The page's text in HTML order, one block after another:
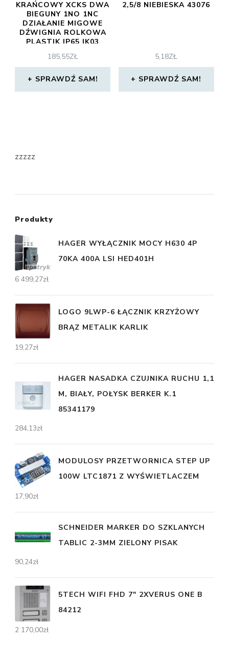
KRAŃCOWY XCKS DWA
BIEGUNY 1NO 1NC
DZIAŁANIE MIGOWE
DŹWIGNIA ROLKOWA
PLASTIK IP65 IK03
185,55ZŁ
SPRAWDŹ SAM!
2,5/8 NIEBIESKA 43076
5,18ZŁ
SPRAWDŹ SAM!
zzzzz
Produkty
HAGER WYŁĄCZNIK MOCY H630 4P
70KA 400A LSI HED401H
6 499,27zł
LOGO 9LWP-6 ŁĄCZNIK KRZYŻOWY
BRĄZ METALIK KARLIK
19,27zł
HAGER NASADKA CZUJNIKA RUCHU 1,1
M, BIAŁY, POŁYSK BERKER K.1
85341179
284,13zł
MODULOSY PRZETWORNICA STEP UP
100W LTC1871 Z WYŚWIETLACZEM
17,90zł
SCHNEIDER MARKER DO SZKLANYCH
TABLIC 2-3MM ZIELONY PISAK
90,24zł
5TECH WIFI FHD 7" 2XVERUS ONE B
84212
2 170,00zł